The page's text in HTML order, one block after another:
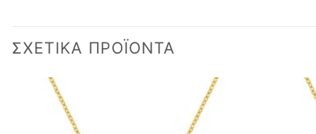
ΣΧΕΤΙΚΆ ΠΡΟΪΌΝΤΑ